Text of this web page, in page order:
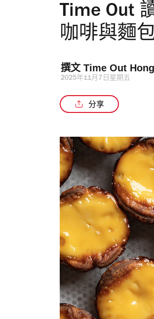
Time Out
咖啡與麵
撰文 Time Out
2025年11月7日星期五
分享